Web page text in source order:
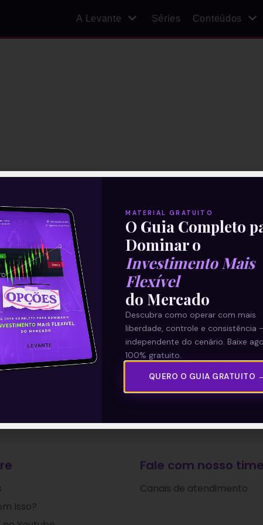
A Levante Séries Conteúdos
Isso?
Fale com nosso
Canais de atendimento
MATERIAL GRATUITO
O Guia Completo
Dominar o
Investimento Mais
Flexível
do Mercado
Descubra como operar com mais
liberdade, controle e consistência
independente do cenário. Baixe
100% gratuito.
QUERO O GUIA GRATUITO